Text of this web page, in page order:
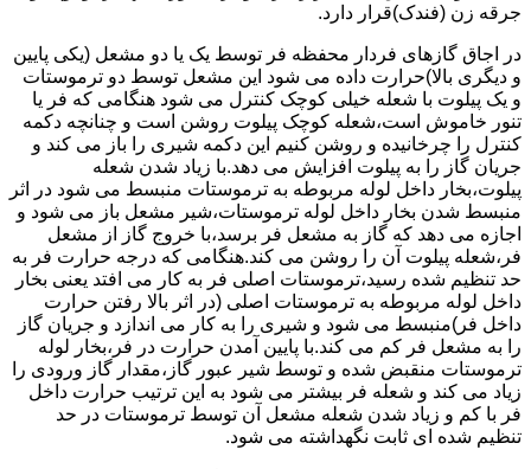
جرقه زن (فندک)قرار دارد.
در اجاق گازهای فردار محفظه فر توسط یک یا دو مشعل (یکی پایین
و دیگری بالا)حرارت داده می شود این مشعل توسط دو ترموستات
و یک پیلوت با شعله خیلی کوچک کنترل می شود هنگامی که فر یا
تنور خاموش است،شعله کوچک پیلوت روشن است و چنانچه دکمه
کنترل را چرخانیده و روشن کنیم این دکمه شیری را باز می کند و
جریان گاز را به پیلوت افزایش می دهد.با زیاد شدن شعله
پیلوت،بخار داخل لوله مربوطه به ترموستات منبسط می شود در اثر
منبسط شدن بخار داخل لوله ترموستات،شیر مشعل باز می شود و
اجازه می دهد که گاز به مشعل فر برسد،با خروج گاز از مشعل
فر،شعله پیلوت آن را روشن می کند.هنگامی که درجه حرارت فر به
حد تنظیم شده رسید،ترموستات اصلی فر به کار می افتد یعنی بخار
داخل لوله مربوطه به ترموستات اصلی (در اثر بالا رفتن حرارت
داخل فر)منبسط می شود و شیری را به کار می اندازد و جریان گاز
را به مشعل فر کم می کند.با پایین آمدن حرارت در فر،بخار لوله
ترموستات منقبض شده و توسط شیر عبور گاز،مقدار گاز ورودی را
زیاد می کند و شعله فر بیشتر می شود به این ترتیب حرارت داخل
فر با کم و زیاد شدن شعله مشعل آن توسط ترموستات در حد
تنظیم شده ای ثابت نگهداشته می شود.